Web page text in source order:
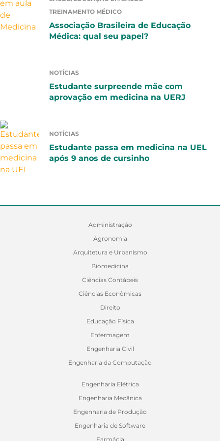
TREINAMENTO MÉDICO
Associação Brasileira de Educação
Médica: qual seu papel?
NOTÍCIAS
Estudante surpreende mãe com
aprovação em medicina na UERJ
NOTÍCIAS
Estudante passa em medicina na UEL
após 9 anos de cursinho
Administração
Agronomia
Arquitetura e Urbanismo
Biomedicina
Ciências Contábeis
Ciências Econômicas
Direito
Educação Física
Enfermagem
Engenharia Civil
Engenharia da Computação
Engenharia Elétrica
Engenharia Mecânica
Engenharia de Produção
Engenharia de Software
Farmácia